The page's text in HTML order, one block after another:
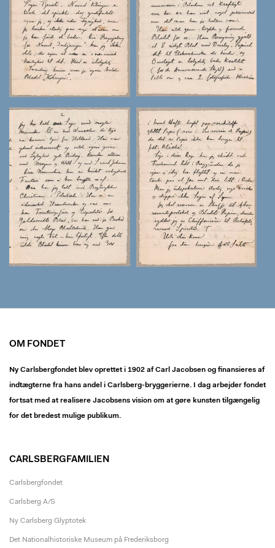
OM FONDET
Ny Carlsbergfondet blev oprettet i 1902 af Carl Jacobsen og finansieres af
indtægterne fra hans andel i Carlsberg-bryggerierne. I dag arbejder fondet
fortsat med at realisere Jacobsens vision om at gøre kunsten tilgængelig
for det bredest mulige publikum.
CARLSBERGFAMILIEN
Carlsbergfondet
Carlsberg A/S
Ny Carlsberg Glyptotek
Det Nationalhistoriske Museum på Frederiksborg